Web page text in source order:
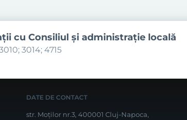
cu Consiliul şi administraţie locală
3014; 4715
DATE DE CONTACT
str. Moților nr.3, 400001 Cluj-Napoca,